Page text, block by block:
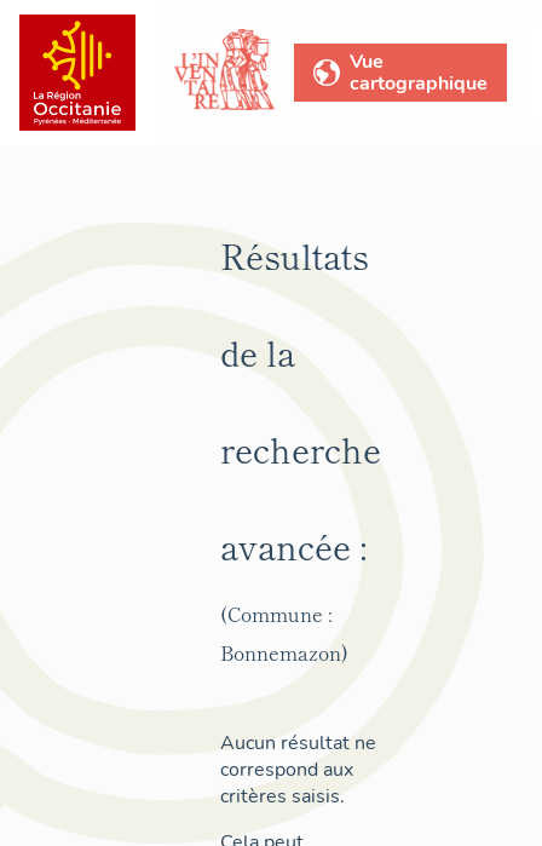
Vue
cartographique
Résultats
de la
recherche
avancée :
(Commune :
Bonnemazon)
Aucun résultat ne
correspond aux
critères saisis.